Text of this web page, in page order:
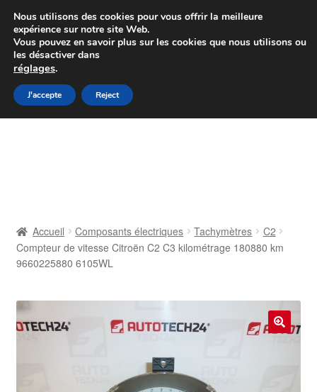
Colissimo livraison à partir de 7 EUR
Du lundi au vendredi de 9 h à 16 h
Aller
à
Aller
au
Contact
Livraison internationale
Accueil Composants électriques Tachymètres
C2
Compteur de vitesse Citroën C2 C3 kilométrage 180880 km
9660225880 6105WL
Nous utilisons des cookies pour vous offrir la meilleure
expérience sur notre site Web.
Vous pouvez en savoir plus sur les cookies que nous utilisons ou
les désactiver dans
réglages.
J'accepte Reject